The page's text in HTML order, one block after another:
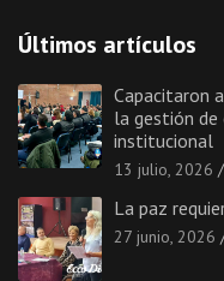
Últimos artículos
Capacitaron
la gestión
institucional
13 julio, 2026
La paz
27 junio, 2026